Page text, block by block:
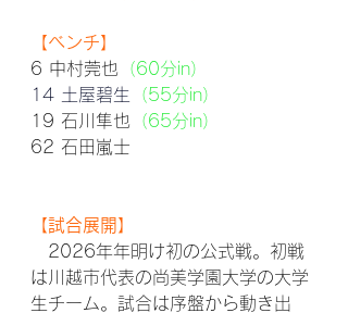
【ベンチ】
6 中村莞也 （60分in）
14 土屋碧生 （55分in）
19 石川隼也 （65分in）
62 石田嵐士
【試合展開】
2026年年明け初の公式戦。初戦
は川越市代表の尚美学園大学の大学
生チーム。試合は序盤から動き出